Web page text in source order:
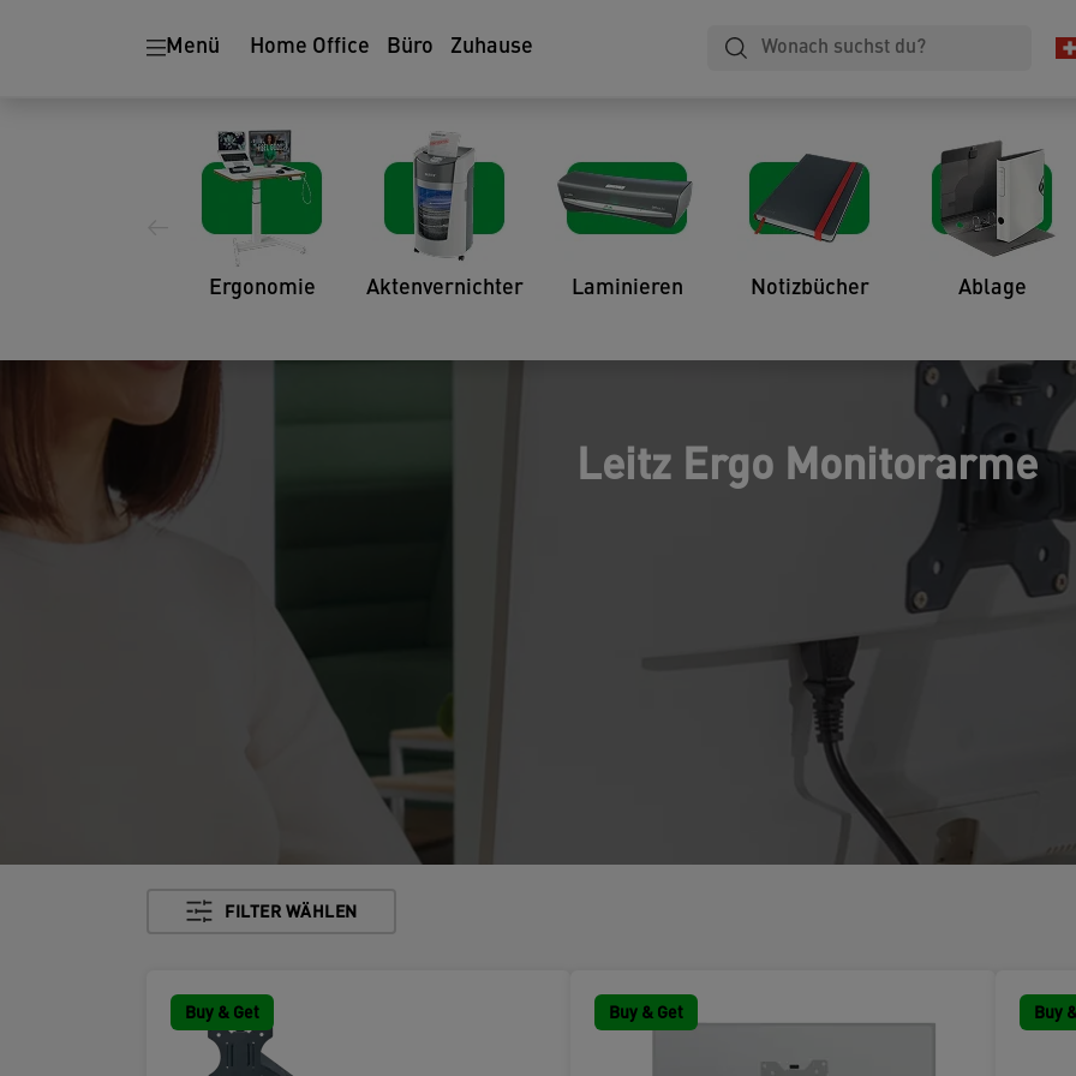
Menü Home Office Büro Zuhause
Ergonomie Aktenvernichter Laminieren Notizbücher Ablage
Leitz Ergo Monitorarme
FILTER WÄHLEN
Buy & Get Buy & Get Buy